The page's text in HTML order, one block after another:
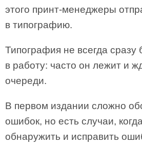
этого принт-менеджеры
в типографию.
Типография не всегда сразу
в работу: часто он лежит и
очереди.
В первом издании сложно
ошибок, но есть случаи,
обнаружить и исправить